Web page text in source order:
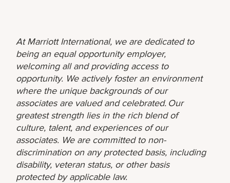
At Marriott International, we are dedicated to
being an equal opportunity employer,
welcoming all and providing access to
opportunity. We actively foster an environment
where the unique backgrounds of our
associates are valued and celebrated. Our
greatest strength lies in the rich blend of
culture, talent, and experiences of our
associates. We are committed to non-
discrimination on any protected basis, including
disability, veteran status, or other basis
protected by applicable law.